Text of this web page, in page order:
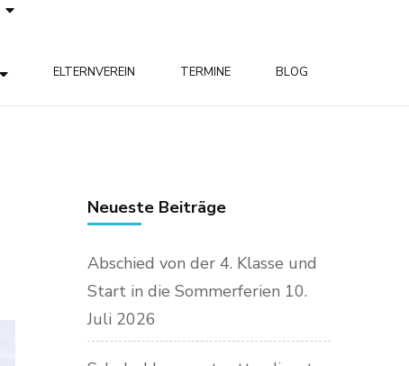
ELTERNVEREIN TERMINE BLOG
Neueste Beiträge
Abschied von der 4. Klasse und
Start in die Sommerferien 10.
Juli 2026